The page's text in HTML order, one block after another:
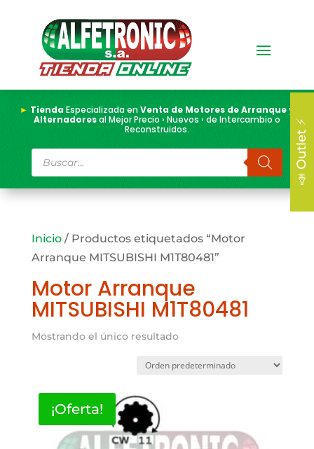
► TiendaEspecializada enVenta de Motores de Arranque y
Alternadoresal Mejor Precio › Nuevos › de Intercambio o
Reconstruidos.
Búsqueda
de
productos
Inicio/ Productos etiquetados “Motor
Arranque MITSUBISHI M1T80481”
Motor Arranque
MITSUBISHI M1T80481
Mostrando el único resultado
¡Oferta!
📣 Outlet ⚡